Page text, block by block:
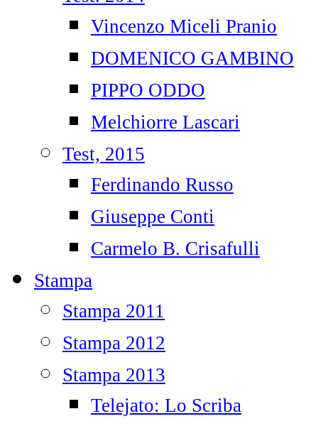
Vincenzo Miceli Pranio
DOMENICO GAMBINO
PIPPO ODDO
Melchiorre Lascari
Test, 2015
Ferdinando Russo
Giuseppe Conti
Carmelo B. Crisafulli
Stampa
Stampa 2011
Stampa 2012
Stampa 2013
Telejato: Lo Scriba